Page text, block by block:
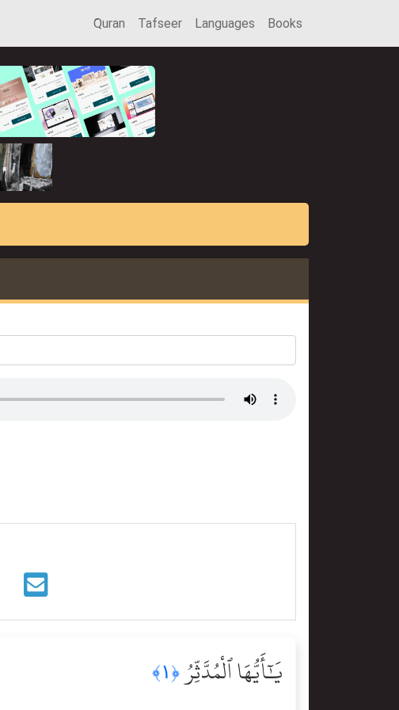
َQuran Tafseer Languages Books
يَٰٓأَيُّهَا ٱلْمُدَّثِّرُ﴿١﴾